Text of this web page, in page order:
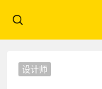
设计师